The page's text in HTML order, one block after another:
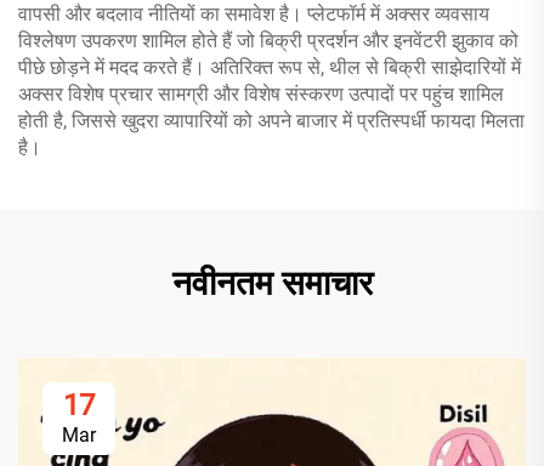
वापसी और बदलाव नीतियों का समावेश है। प्लेटफॉर्म में अक्सर व्यवसाय
विश्लेषण उपकरण शामिल होते हैं जो बिक्री प्रदर्शन और इनवेंटरी झुकाव को
पीछे छोड़ने में मदद करते हैं। अतिरिक्त रूप से, थील से बिक्री साझेदारियों में
अक्सर विशेष प्रचार सामग्री और विशेष संस्करण उत्पादों पर पहुंच शामिल
होती है, जिससे खुदरा व्यापारियों को अपने बाजार में प्रतिस्पर्धी फायदा मिलता
है।
नवीनतम समाचार
17
Mar